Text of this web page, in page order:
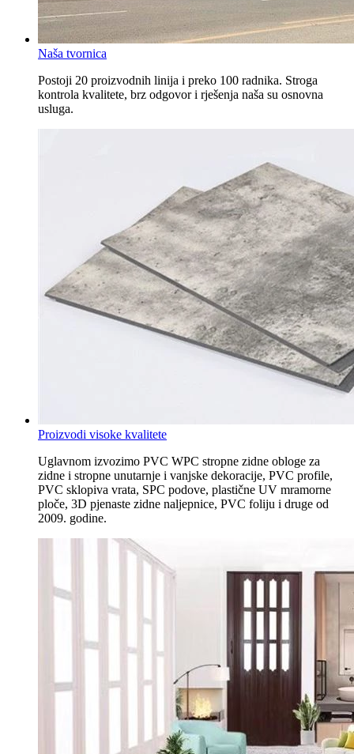
Naša tvornica
Postoji 20 proizvodnih linija i preko 100 radnika. Stroga
kontrola kvalitete, brz odgovor i rješenja naša su osnovna
usluga.
Proizvodi visoke kvalitete
Uglavnom izvozimo PVC WPC stropne zidne obloge za
zidne i stropne unutarnje i vanjske dekoracije, PVC profile,
PVC sklopiva vrata, SPC podove, plastične UV mramorne
ploče, 3D pjenaste zidne naljepnice, PVC foliju i druge od
2009. godine.